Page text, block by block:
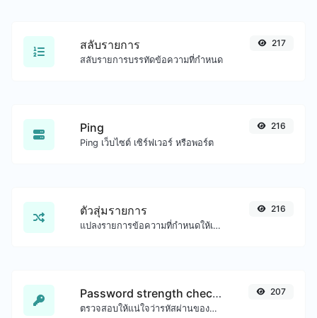
สลับรายการ
สลับรายการบรรทัดข้อความที่กำหนด
217
Ping
Ping เว็บไซต์ เซิร์ฟเวอร์ หรือพอร์ต
216
ตัวสุ่มรายการ
แปลงรายการข้อความที่กำหนดให้เป็นรายการแบบสุ่มได้อย่างง่ายดาย
216
Password strength checker
ตรวจสอบให้แน่ใจว่ารหัสผ่านของคุณดีพอ
207